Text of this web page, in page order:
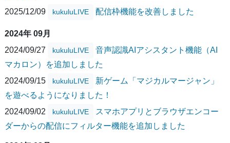
2025/12/09
kukuluLIVE 配信枠機能を改善しました
2024年 09月
2024/09/27
kukuluLIVE
音声認識AIアシスタント機能（AI
マカロン）を追加しました
2024/09/15
kukuluLIVE
新ゲーム「マジカルマージャン」
を遊べるようになりました！
2024/09/02
kukuluLIVE
スマホアプリとブラウザエンコー
ダーからの配信にフィルター機能を追加しました